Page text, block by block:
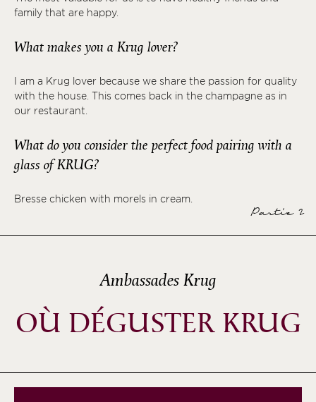
family that are happy.
What makes you a Krug lover?
I am a Krug lover because we share the passion for quality
with the house. This comes back in the champagne as in
our restaurant.
What do you consider the perfect food pairing with a
glass of KRUG?
Bresse chicken with morels in cream.
Partie 2
Ambassades Krug
OÙ DÉGUSTER KRUG